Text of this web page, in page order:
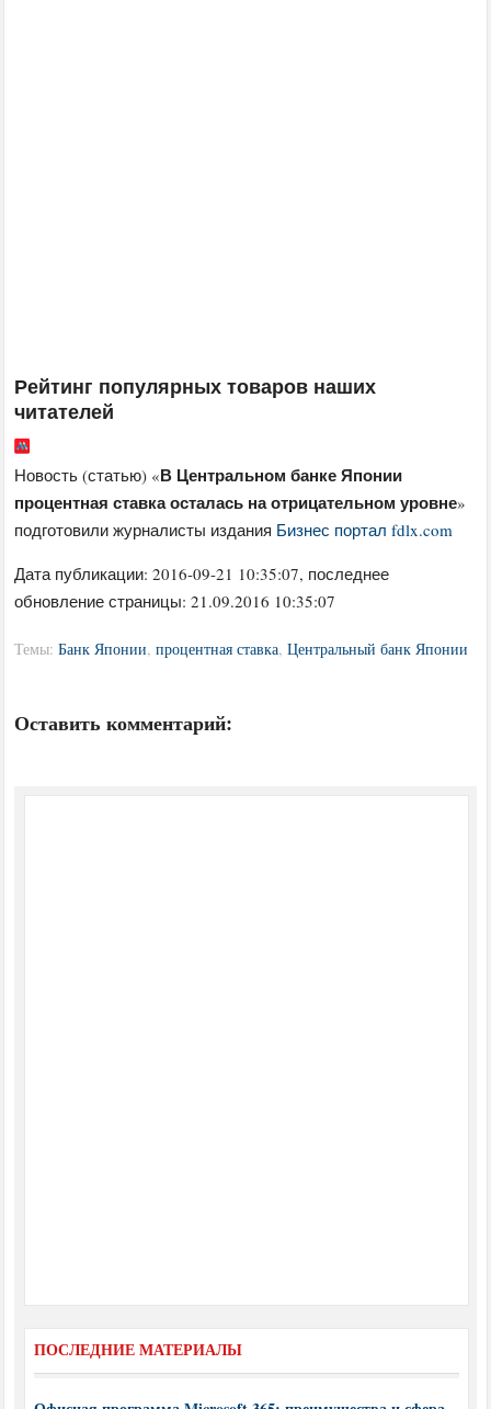
Рейтинг популярных товаров наших
читателей
Новость (статью) «В Центральном банке Японии
процентная ставка осталась на отрицательном уровне»
подготовили журналисты издания Бизнес портал fdlx.com
Дата публикации:2016-09-21 10:35:07, последнее
обновление страницы: 21.09.2016 10:35:07
Темы:Банк Японии,процентная ставка,Центральный банк Японии
Оставить комментарий:
ПОСЛЕДНИЕ МАТЕРИАЛЫ